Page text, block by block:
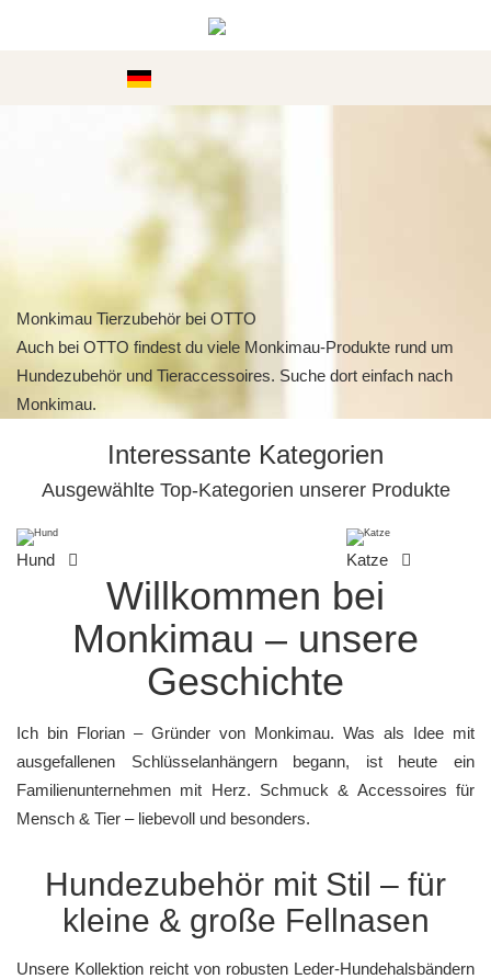
Kinderschmuck jetzt bei Funkelino
Monkimau.de wird gerade umgebaut. Kinderohrringe,
Monkimau Tierzubehör auf Amazon
Viele Monkimau-Produkte kannst du weiterhin bequem auf
Monkimau Tierzubehör bei OTTO
Auch bei OTTO findest du viele Monkimau-Produkte rund um
Hundezubehör und Tieraccessoires. Suche dort einfach nach
Monkimau.
Interessante Kategorien
Ausgewählte Top-Kategorien unserer Produkte
Hund Katze
Willkommen bei
Monkimau – unsere
Geschichte
Ich bin Florian – Gründer von Monkimau. Was als Idee mit
ausgefallenen Schlüsselanhängern begann, ist heute ein
Familienunternehmen mit Herz. Schmuck& Accessoires für
Mensch & Tier – liebevoll und besonders.
Hundezubehör mit Stil – für
kleine & große Fellnasen
Unsere Kollektion reicht von robusten Leder-Hundehalsbändern